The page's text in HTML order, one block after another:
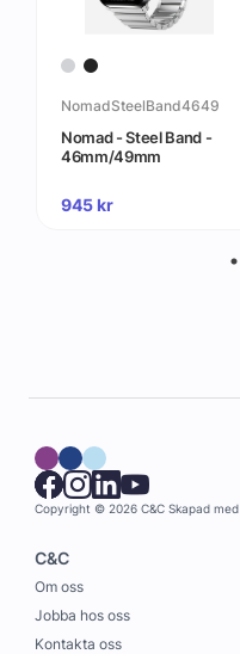
NomadSteelBand4649
Nomad - Steel Band -
46mm/49mm
945kr
Copyright © 2026 C&C Skapad med
C&C
Om oss
Jobba hos oss
Kontakta oss